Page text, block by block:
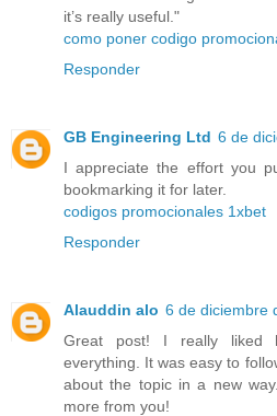
it’s really useful."
como poner codigo
Responder
GB Engineering Ltd 6 de
I appreciate the effort you
bookmarking it for later.
codigos promocionales 1xbet
Responder
Alauddin alo 6 de diciembre
Great post! I really liked
everything. It was easy to
about the topic in a new
more from you!